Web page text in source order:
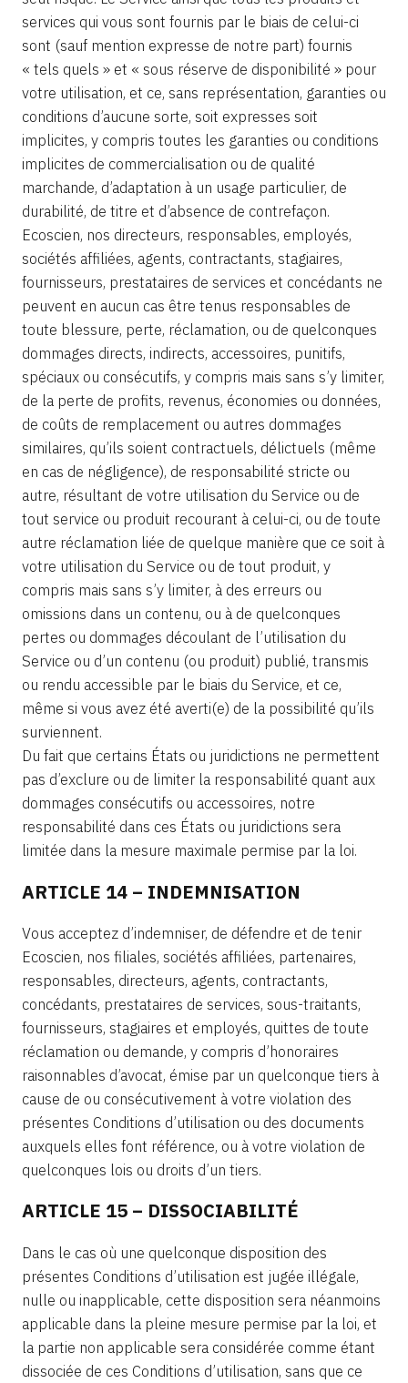
services qui vous sont fournis par le biais de celui-ci
sont (sauf mention expresse de notre part) fournis
« tels quels » et « sous réserve de disponibilité » pour
votre utilisation, et ce, sans représentation, garanties ou
conditions d’aucune sorte, soit expresses soit
implicites, y compris toutes les garanties ou conditions
implicites de commercialisation ou de qualité
marchande, d’adaptation à un usage particulier, de
durabilité, de titre et d’absence de contrefaçon.
Ecoscien, nos directeurs, responsables, employés,
sociétés affiliées, agents, contractants, stagiaires,
fournisseurs, prestataires de services et concédants ne
peuvent en aucun cas être tenus responsables de
toute blessure, perte, réclamation, ou de quelconques
dommages directs, indirects, accessoires, punitifs,
spéciaux ou consécutifs, y compris mais sans s’y limiter,
de la perte de profits, revenus, économies ou données,
de coûts de remplacement ou autres dommages
similaires, qu’ils soient contractuels, délictuels (même
en cas de négligence), de responsabilité stricte ou
autre, résultant de votre utilisation du Service ou de
tout service ou produit recourant à celui-ci, ou de toute
autre réclamation liée de quelque manière que ce soit à
votre utilisation du Service ou de tout produit, y
compris mais sans s’y limiter, à des erreurs ou
omissions dans un contenu, ou à de quelconques
pertes ou dommages découlant de l’utilisation du
Service ou d’un contenu (ou produit) publié, transmis
ou rendu accessible par le biais du Service, et ce,
même si vous avez été averti(e) de la possibilité qu’ils
surviennent.
Du fait que certains États ou juridictions ne permettent
pas d’exclure ou de limiter la responsabilité quant aux
dommages consécutifs ou accessoires, notre
responsabilité dans ces États ou juridictions sera
limitée dans la mesure maximale permise par la loi.
ARTICLE 14 – INDEMNISATION
Vous acceptez d’indemniser, de défendre et de tenir
Ecoscien, nos filiales, sociétés affiliées, partenaires,
responsables, directeurs, agents, contractants,
concédants, prestataires de services, sous-traitants,
fournisseurs, stagiaires et employés, quittes de toute
réclamation ou demande, y compris d’honoraires
raisonnables d’avocat, émise par un quelconque tiers à
cause de ou consécutivement à votre violation des
présentes Conditions d’utilisation ou des documents
auxquels elles font référence, ou à votre violation de
quelconques lois ou droits d’un tiers.
ARTICLE 15 – DISSOCIABILITÉ
Dans le cas où une quelconque disposition des
présentes Conditions d’utilisation est jugée illégale,
nulle ou inapplicable, cette disposition sera néanmoins
applicable dans la pleine mesure permise par la loi, et
la partie non applicable sera considérée comme étant
dissociée de ces Conditions d’utilisation, sans que ce